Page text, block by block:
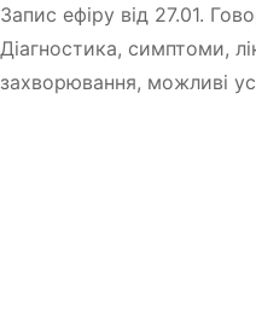
Запис ефіру від 27.01.
Діагностика, симптоми,
захворювання, можливі